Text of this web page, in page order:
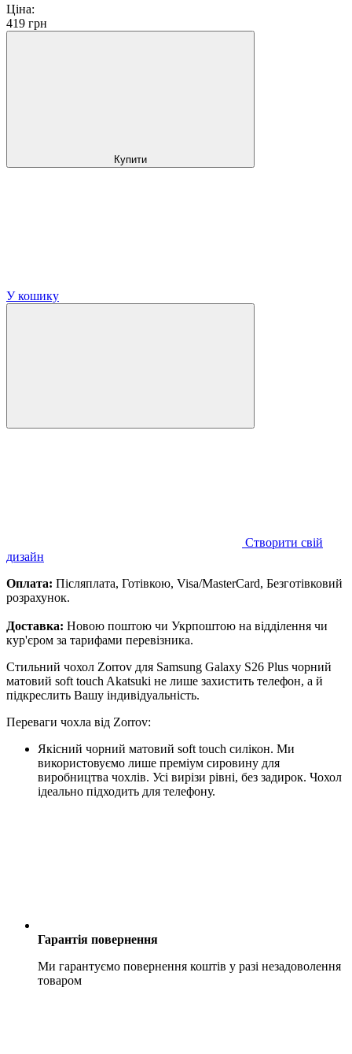
Ціна:
419 грн
Купити
У кошику
Створити свій
дизайн
Оплата: Післяплата, Готівкою, Visa/MasterCard, Безготівковий
розрахунок.
Доставка: Новою поштою чи Укрпоштою на відділення чи
кур'єром за тарифами перевізника.
Стильний чохол Zorrov для Samsung Galaxy S26 Plus чорний
матовий soft touch Akatsuki не лише захистить телефон, а й
підкреслить Вашу індивідуальність.
Переваги чохла від Zorrov:
Якісний чорний матовий soft touch силікон. Ми
використовуємо лише преміум сировину для
виробництва чохлів. Усі вирізи рівні, без задирок. Чохол
ідеально підходить для телефону.
Гарантія повернення
Ми гарантуємо повернення коштів у разі незадоволення
товаром